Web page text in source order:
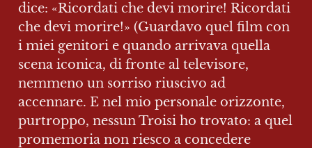
dice: «Ricordati che devi morire! Ricordati
che devi morire!» (Guardavo quel film con
i miei genitori e quando arrivava quella
scena iconica, di fronte al televisore,
nemmeno un sorriso riuscivo ad
accennare. E nel mio personale orizzonte,
purtroppo, nessun Troisi ho trovato: a quel
promemoria non riesco a concedere